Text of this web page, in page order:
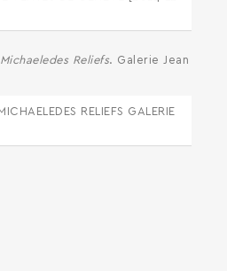
Michaeledes Reliefs. Galerie Jean